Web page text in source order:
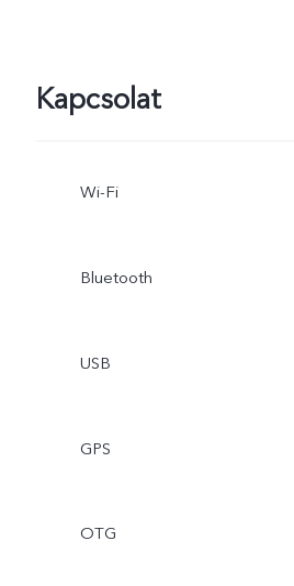
Kapcsolat
Wi-Fi
Bluetooth
USB
GPS
OTG